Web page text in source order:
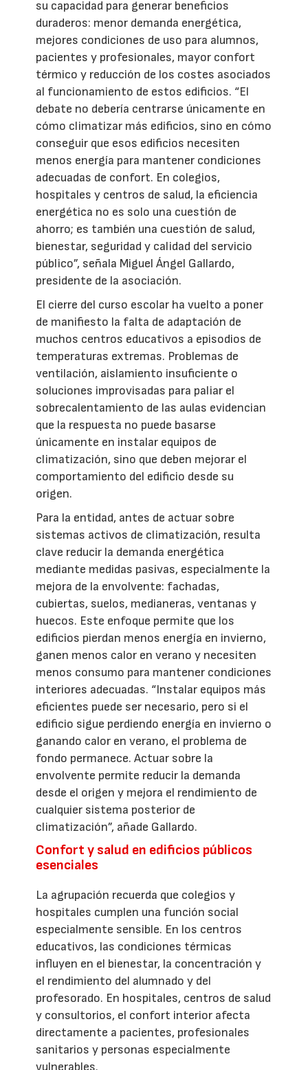
su capacidad para generar beneficios
duraderos: menor demanda energética,
mejores condiciones de uso para alumnos,
pacientes y profesionales, mayor confort
térmico y reducción de los costes asociados
al funcionamiento de estos edificios. “El
debate no debería centrarse únicamente en
cómo climatizar más edificios, sino en cómo
conseguir que esos edificios necesiten
menos energía para mantener condiciones
adecuadas de confort. En colegios,
hospitales y centros de salud, la eficiencia
energética no es solo una cuestión de
ahorro; es también una cuestión de salud,
bienestar, seguridad y calidad del servicio
público”, señala Miguel Ángel Gallardo,
presidente de la asociación.
El cierre del curso escolar ha vuelto a poner
de manifiesto la falta de adaptación de
muchos centros educativos a episodios de
temperaturas extremas. Problemas de
ventilación, aislamiento insuficiente o
soluciones improvisadas para paliar el
sobrecalentamiento de las aulas evidencian
que la respuesta no puede basarse
únicamente en instalar equipos de
climatización, sino que deben mejorar el
comportamiento del edificio desde su
origen.
Para la entidad, antes de actuar sobre
sistemas activos de climatización, resulta
clave reducir la demanda energética
mediante medidas pasivas, especialmente la
mejora de la envolvente: fachadas,
cubiertas, suelos, medianeras, ventanas y
huecos. Este enfoque permite que los
edificios pierdan menos energía en invierno,
ganen menos calor en verano y necesiten
menos consumo para mantener condiciones
interiores adecuadas. “Instalar equipos más
eficientes puede ser necesario, pero si el
edificio sigue perdiendo energía en invierno o
ganando calor en verano, el problema de
fondo permanece. Actuar sobre la
envolvente permite reducir la demanda
desde el origen y mejora el rendimiento de
cualquier sistema posterior de
climatización”, añade Gallardo.
Confort y salud en edificios públicos
esenciales
La agrupación recuerda que colegios y
hospitales cumplen una función social
especialmente sensible. En los centros
educativos, las condiciones térmicas
influyen en el bienestar, la concentración y
el rendimiento del alumnado y del
profesorado. En hospitales, centros de salud
y consultorios, el confort interior afecta
directamente a pacientes, profesionales
sanitarios y personas especialmente
vulnerables.